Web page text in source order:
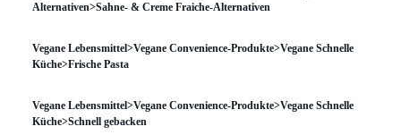
Alternativen>Sahne- & Creme Fraiche-Alternativen
Vegane Lebensmittel>Vegane Convenience-Produkte>Vegane Schnelle
Küche>Frische Pasta
Vegane Lebensmittel>Vegane Convenience-Produkte>Vegane Schnelle
Küche>Schnell gebacken